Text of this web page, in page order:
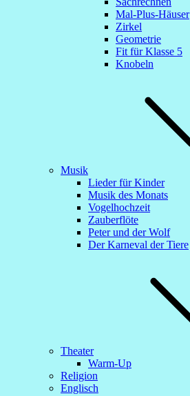
Mal-Plus-Häuser
Zirkel
Geometrie
Fit für Klasse 5
Knobeln
Musik
Lieder für Kinder
Musik des Monats
Vogelhochzeit
Zauberflöte
Peter und der Wolf
Der Karneval der Tiere
Theater
Warm-Up
Religion
Englisch